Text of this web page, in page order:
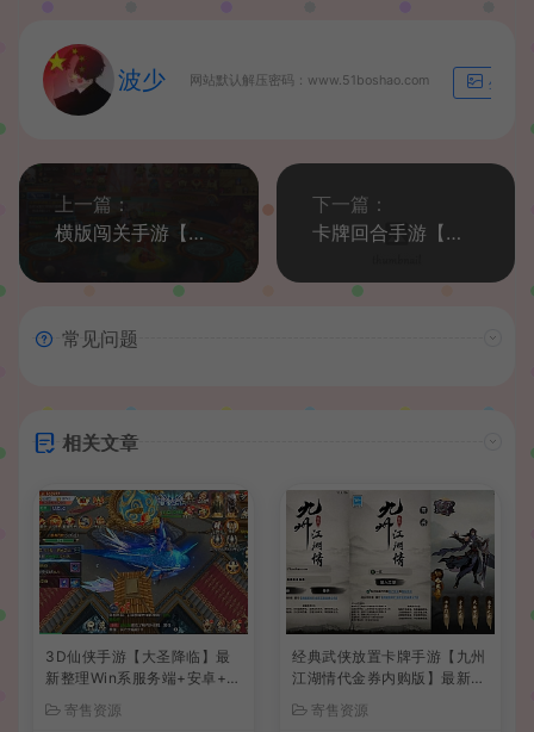
波少 网站默认解压密码：www.51boshao.com 生成海
上一篇：
横版闯关手游【全明星之英雄觉醒阿拉德】最新整理单机一键即玩端+Linux手工服务端+JAVA管理后台+GM授权后台+安卓苹果双端+详细搭建教程
下一篇：
卡牌回合手游【口袋新世纪】最新整理Linux手工服务端+管理后台+CDK授权后台+安卓苹果双端+详细搭建教程
常见问题
相关文章
3D仙侠手游【大圣降临】最
新整理Win系服务端+安卓+C
DK授权后台+详细搭建教程
+前后端全套源码
寄售资源
经典武侠放置卡牌手游【九州
江湖情代金券内购版】最新整
理单机一键即玩镜像端+Linu
x手工服务端+安卓苹果双端+
寄售资源